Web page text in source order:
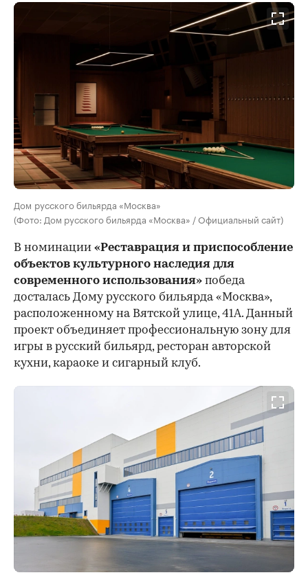
Дом русского бильярда «Москва»
(Фото: Дом русского бильярда «Москва» / Официальный сайт)
В номинации «Реставрация и приспособление
объектов культурного наследия для
современного использования» победа
досталась Дому русского бильярда «Москва»,
расположенному на Вятской улице, 41А. Данный
проект объединяет профессиональную зону для
игры в русский бильярд, ресторан авторской
кухни, караоке и сигарный клуб.